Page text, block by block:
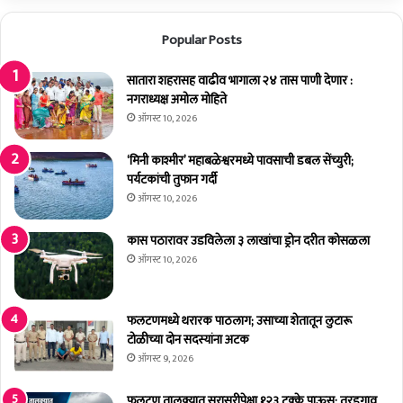
व
र
गु
न्हा
दा
ख
ल
जी
वि
द्या
ल
या
च्या
दो
न
वि
द्या
र्थ्यां
ना
ल
लि
त
क
ला
प्र
Popular Posts
सातारा शहरासह वाढीव भागाला २४ तास पाणी देणार :
नगराध्यक्ष अमोल मोहिते
ऑगस्ट 10, 2026
‘मिनी काश्मीर’ महाबळेश्वरमध्ये पावसाची डबल सेंच्युरी;
पर्यटकांची तुफान गर्दी
ऑगस्ट 10, 2026
कास पठारावर उडविलेला ३ लाखांचा ड्रोन दरीत कोसळला
ऑगस्ट 10, 2026
फलटणमध्ये थरारक पाठलाग; उसाच्या शेतातून लुटारू
टोळीच्या दोन सदस्यांना अटक
ऑगस्ट 9, 2026